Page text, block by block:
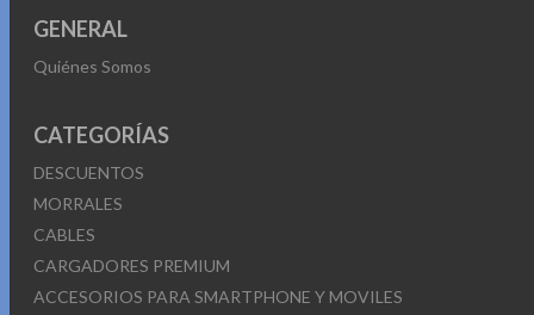
GENERAL
Quiénes Somos
CATEGORÍAS
DESCUENTOS
MORRALES
CABLES
CARGADORES PREMIUM
ACCESORIOS PARA SMARTPHONE Y MOVILES